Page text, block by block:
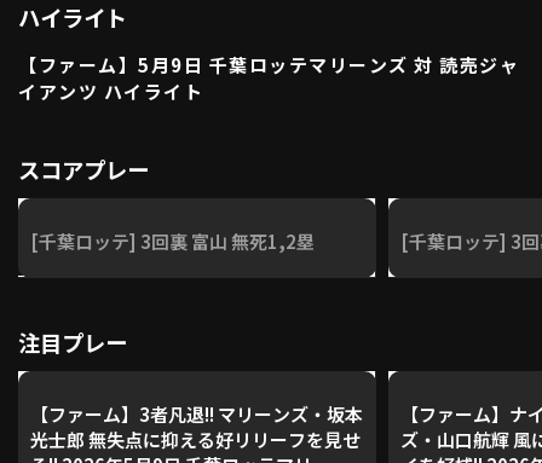
交流戦
千葉ロッテマリーンズ
オリックス・バファローズ
福岡ソフトバンクホークス
設定
ハイライト
【ファーム】5月9日 千葉ロッテマリーンズ 対 読売ジャ
イアンツ ハイライト
スコアプレー
[千葉ロッテ] 3回裏 富山 無死1,2塁 [千葉ロッテ] 3
注目プレー
【ファーム】3者凡退!! マリーンズ・坂本
光士郎 無失点に抑える好リリーフを見せ
【ファーム】ナ
ズ・山口航輝 風